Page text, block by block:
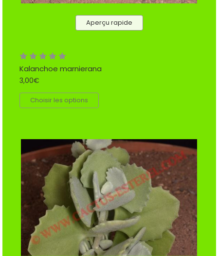
Aperçu rapide
Kalanchoe marnierana
3,00€
Choisir les options